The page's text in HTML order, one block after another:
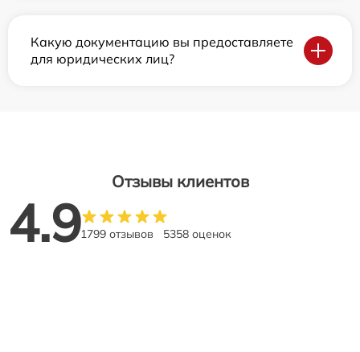
Какую документацию вы предоставляете
для юридических лиц?
Отзывы клиентов
4.91799 отзывов 5358 оценок